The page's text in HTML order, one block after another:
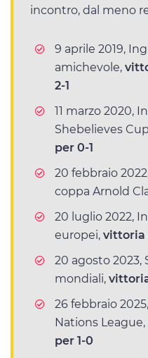
incontro, dal meno
9 aprile 2019,
amichevole,
2-1
11 marzo 2020,
Shebelieves
per 0-1
20 febbraio
coppa Arnold
20 luglio 2022,
europei, vittoria
20 agosto 2023,
mondiali,
26 febbraio
Nations League,
per 1-0